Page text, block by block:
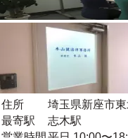
住所
埼玉県新座市
最寄駅
志木駅